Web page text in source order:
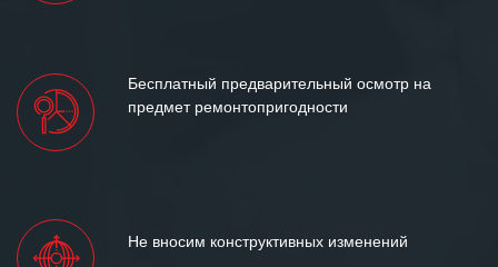
Бесплатный предварительный осмотр на
предмет ремонтопригодности
Не вносим конструктивных изменений